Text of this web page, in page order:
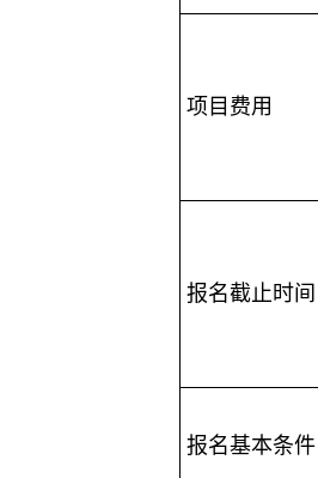
项目费用
报名截止时间
报名基本条件